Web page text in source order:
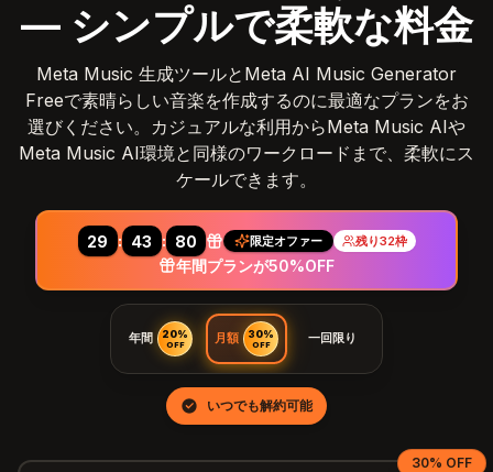
— シンプルで柔軟な料金
Meta Music 生成ツールとMeta AI Music Generator
Freeで素晴らしい音楽を作成するのに最適なプランをお
選びください。カジュアルな利用からMeta Music AIや
Meta Music AI環境と同様のワークロードまで、柔軟にス
ケールできます。
29 : 41 : 44 限定オファー 残り32枠
年間プランが50%OFF
年間 20%
OFF 月額 30%
OFF 一回限り
いつでも解約可能
30% OFF